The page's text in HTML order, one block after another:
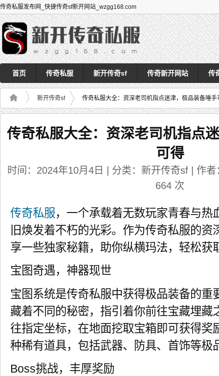
传奇私服发布网_快捷传奇sf新开网站_wzgg168.com
首页 传奇私服 新开传奇sf 传奇新开网站 传
新开传奇sf 传奇私服大全：资深老司机指点迷津，极品装备唾手
传奇私服大全：资深老司机指点
可得
时间：2024年10月4日 | 分类：新开传奇sf | 作
664 次
传奇私服，一个承载着无数玩家青春与热
旧焕发着不朽的光彩。作为传奇私服的
享一些独家秘籍，助你纵横玛法，轻松获
宝图奇遇，神器现世
宝图系统是传奇私服中获得极品装备的重
藏着不同的秘密，指引着你前往宝藏埋藏
往指定坐标，在地面挖取宝箱即可获得奖
种稀有道具，包括武器、防具、首饰等极
Boss挑战，丰厚奖励